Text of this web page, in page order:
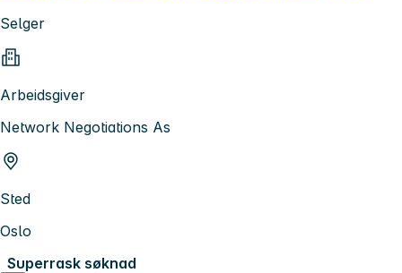
Selger
Arbeidsgiver
Network Negotiations As
Sted
Oslo
Superrask søknad